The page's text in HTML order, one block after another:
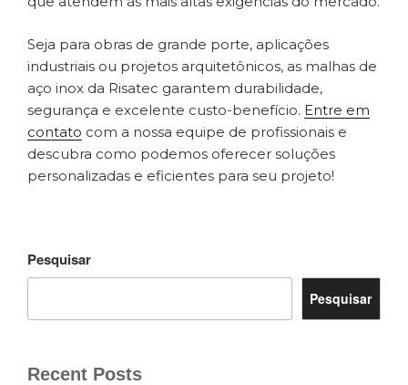
Seja para obras de grande porte, aplicações
industriais ou projetos arquitetônicos, as malhas de
aço inox da Risatec garantem durabilidade,
segurança e excelente custo-benefício. Entre em
contato com a nossa equipe de profissionais e
descubra como podemos oferecer soluções
personalizadas e eficientes para seu projeto!
Pesquisar
Pesquisar
Recent Posts